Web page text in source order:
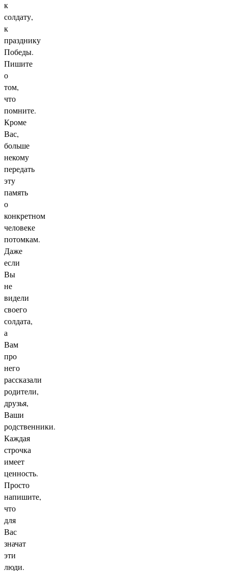
к
солдату,
к
празднику
Победы.
Пишите
о
том,
что
помните.
Кроме
Вас,
больше
некому
передать
эту
память
о
конкретном
человеке
потомкам.
Даже
если
Вы
не
видели
своего
солдата,
а
Вам
про
него
рассказали
родители,
друзья,
Ваши
родственники.
Каждая
строчка
имеет
ценность.
Просто
напишите,
что
для
Вас
значат
эти
люди.